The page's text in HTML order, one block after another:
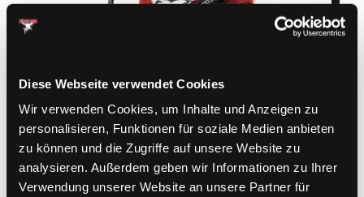
Diese Webseite verwendet Cookies
Wir verwenden Cookies, um Inhalte und Anzeigen zu
personalisieren, Funktionen für soziale Medien anbieten
zu können und die Zugriffe auf unsere Website zu
analysieren. Außerdem geben wir Informationen zu Ihrer
Verwendung unserer Website an unsere Partner für